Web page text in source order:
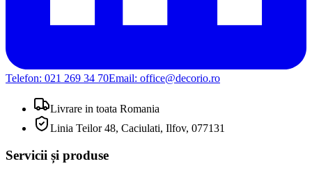
Telefon: 021 269 34 70Email: office@decorio.ro
Livrare in toata Romania
Linia Teilor 48, Caciulati, Ilfov, 077131
Servicii și produse